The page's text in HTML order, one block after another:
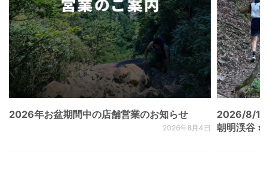
2026年お盆期間中の店舗営業のお知らせ
2026年8月4日
2026/8/
朝明渓谷 ×